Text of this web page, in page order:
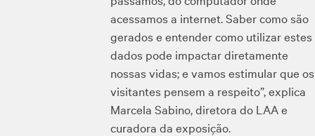
acessamos a internet. Saber como são
gerados e entender como utilizar estes
dados pode impactar diretamente
nossas vidas; e vamos estimular que os
visitantes pensem a respeito”, explica
Marcela Sabino, diretora do LAA e
curadora da exposição.